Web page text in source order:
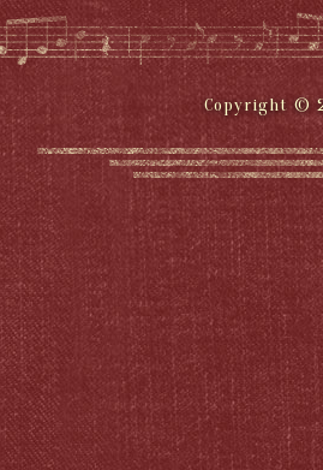
Copyright ©